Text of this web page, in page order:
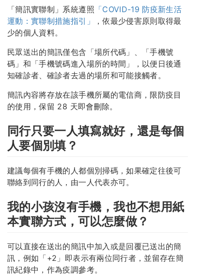
「簡訊實聯制」系統遵照 「COVID-19 防疫新生活
運動：實聯制措施指引」
，依最少侵害原則取得最
少的個人資料。
民眾送出的簡訊僅包含「場所代碼」、「手機號
碼」和「手機號碼進入場所的時間」，以便日後通
知確診者、確診者去過的場所和可能接觸者。
簡訊內容將存放在該手機所屬的電信商，限防疫目
的使用，保留 28 天即會刪除。
同行只要一人填寫就好，還是每個
人要個別填？
建議每個有手機的人都個別掃碼，如果確定往後可
聯絡到同行的人，由一人代表亦可。
我的小孩沒有手機，我也不想用紙
本實聯方式，可以怎麼做？
可以直接在送出的簡訊中加入或是回覆已送出的簡
訊，例如「+2」即表示有兩位同行者，並留存在簡
訊紀錄中，作為疫調參考。